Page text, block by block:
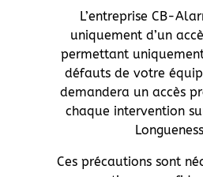
L’entreprise CB-
uniquement d’un
permettant
défauts de votre
demandera un accès
chaque intervention
Ces précautions sont